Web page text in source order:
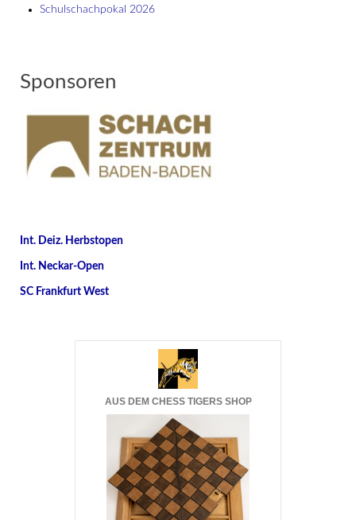
Schulschach­pokal 2026
Sponsoren
Int. Deiz. Herbstopen
Int. Neckar-Open
SC Frankfurt West
AUS DEM CHESS TIGERS SHOP